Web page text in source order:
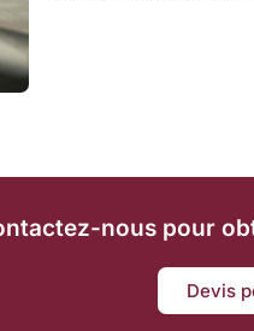
nous pour
Devis